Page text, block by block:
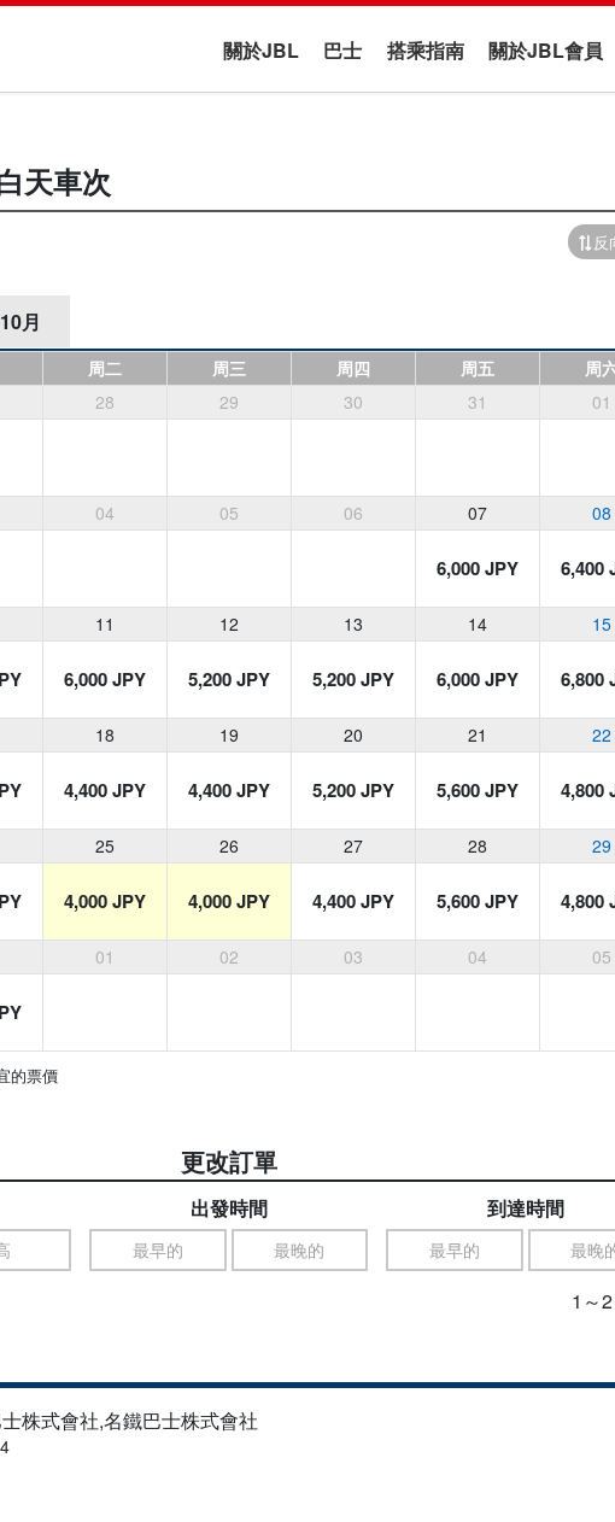
關於JBL 巴士 搭乘指南 關於JBL會員
天車次
反
10月
周二 周三 周四 周五
周
28 29 30 31 01
04 05 06 07 08
6,000 JPY 6,400
11 12 13 14 15
6,000 JPY 5,200 JPY 5,200 JPY 6,000 JPY 6,800
18 19 20 21 22
4,400 JPY 4,400 JPY 5,200 JPY 5,600 JPY 4,800
25 26 27 28 29
4,000 JPY 4,000 JPY 4,400 JPY 5,600 JPY 4,800
01 02 03 04 05
的票價
更改訂單
出發時間
最早的 最晚的
到達時間
最早的 最晚
1～2
株式會社,名鐵巴士株式會社